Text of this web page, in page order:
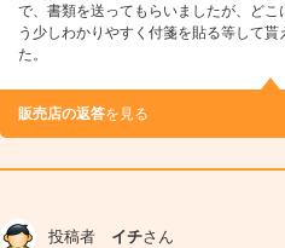
で、書類を送ってもらいましたが、ど
う少しわかりやすく付箋を貼る等して
た。
販売店の返答を見る
投稿者 イチさん